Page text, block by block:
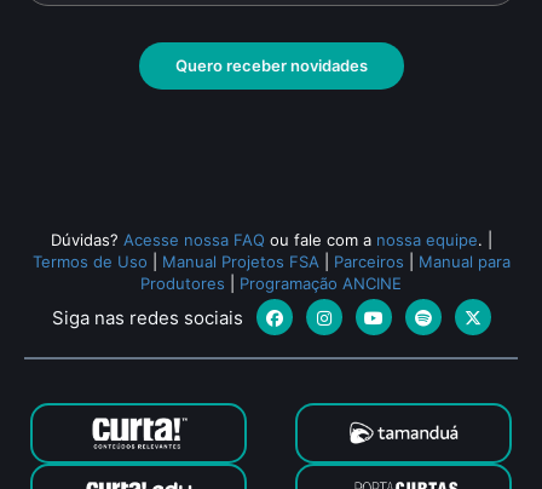
Quero receber novidades
Dúvidas? Acesse nossa FAQ ou fale com a nossa equipe.
Termos de Uso
Manual Projetos FSA Parceiros
Manual para
Produtores
Programação ANCINE
Siga nas redes sociais